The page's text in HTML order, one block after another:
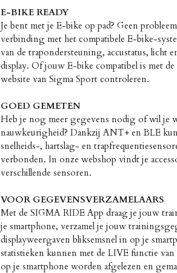
E-BIKE READY
Je bent met je E-bike op pad? Geen
verbinding met het compatibele E-bike-
van de trapondersteuning, accustatus, licht
display. Of jouw E-bike compatibel is met
website van Sigma Sport controleren.
GOED GEMETEN
Heb je nog meer gegevens nodig of wil je
nauwkeurigheid? Dankzij ANT+ en BLE
snelheids-, hartslag- en
verbonden. In onze webshop vindt je
verschillende sensoren.
VOOR GEGEVENSVERZAMELAARS
Met de SIGMA RIDE App draag je jouw
je smartphone, verzamel je jouw
displayweergaven bliksemsnel in op je
statistieken kunnen met de LIVE functie
op je smartphone worden afgelezen en